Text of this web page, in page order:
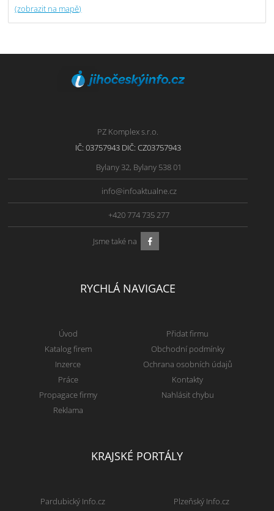
(zobrazit na mapě)
PZ Komplex s.r.o.
IČ: 03757943 DIČ: CZ03757943
Bylany 32, Bylany 538 01
info@infoaktualne.cz
+420 774 735 277
Jsme také na
RYCHLÁ NAVIGACE
Úvod
Katalog firem
Inzerce
Práce
Propagace firmy
Reklama
Přidat firmu
Obchodní podmínky
Ochrana osobních údajů
Kontakty
Nahlásit chybu
KRAJSKÉ PORTÁLY
Pardubický Info.cz Plzeňský Info.cz